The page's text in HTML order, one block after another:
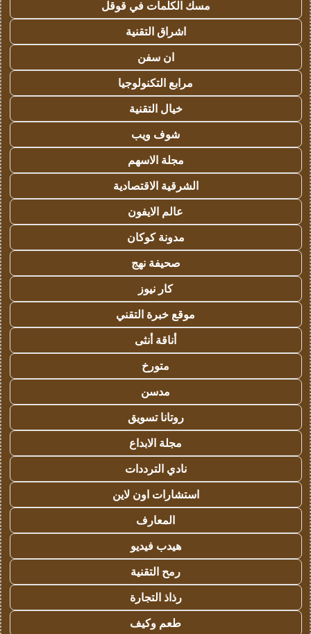
مسك الكلمات في قوقل
اشراق التقنية
ان سفن
مرابع التكنولوجيا
خيال التقنية
شوف ويب
مجلة الاسهم
الشرقية الاقتصادية
عالم الايفون
مدونة كوكان
صحيفة نهج
كار نيوز
موقع خبرة التقني
أناقة أنثى
متورخ
مدسن
روتانا تسويق
مجلة الابداع
نادي الترددات
استشارات اون لاين
المعارف
هيدب فيديو
رمح التقنية
رذاذ التجارة
طعم وكيف